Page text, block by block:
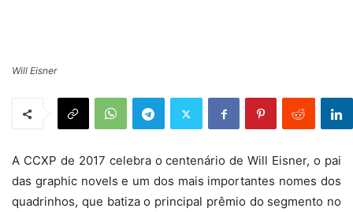
Will Eisner
A CCXP de 2017 celebra o centenário de Will Eisner, o pai
das graphic novels e um dos mais importantes nomes dos
quadrinhos, que batiza o principal prêmio do segmento no